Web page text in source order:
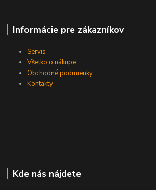
Informácie pre zákazníkov
Servis
Všetko o nákupe
Obchodné podmienky
Kontakty
Kde nás nájdete